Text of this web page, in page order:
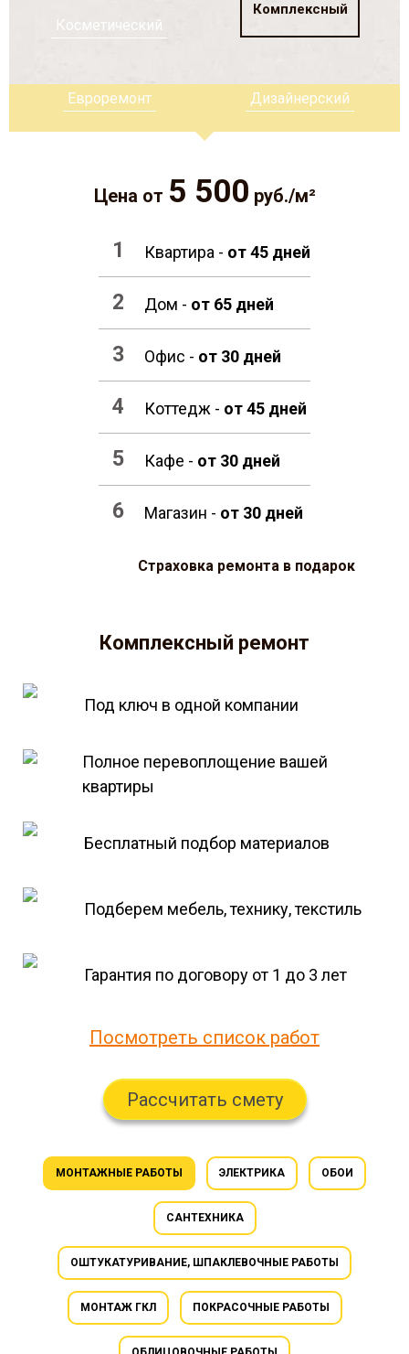
Косметический
Комплексный
Евроремонт Дизайнерский
Цена от 5 500 руб./м²
Квартира - от 45 дней
Дом - от 65 дней
Офис - от 30 дней
Коттедж - от 45 дней
Кафе - от 30 дней
Магазин - от 30 дней
Страховка ремонта в подарок
Комплексный ремонт
Под ключ в одной компании
Полное перевоплощение вашей
квартиры
Бесплатный подбор материалов
Подберем мебель, технику, текстиль
Гарантия по договору от 1 до 3 лет
Посмотреть список работ
Рассчитать смету
МОНТАЖНЫЕ РАБОТЫ ЭЛЕКТРИКА ОБОИ
САНТЕХНИКА
ОШТУКАТУРИВАНИЕ, ШПАКЛЕВОЧНЫЕ РАБОТЫ
МОНТАЖ ГКЛ ПОКРАСОЧНЫЕ РАБОТЫ